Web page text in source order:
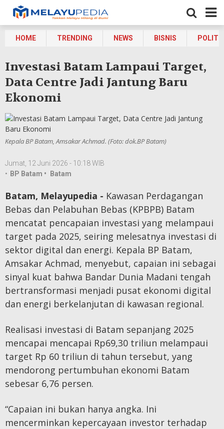
HOME TRENDING NEWS BISNIS
Investasi Batam Lampaui Target,
Data Centre Jadi Jantung Baru
Ekonomi
Kepala BP Batam, Amsakar Achmad. (Foto: dok.BP Batam)
Jumat, 12 Juni 2026 - 10:18 WIB
• BP Batam • Batam
Batam, Melayupedia - Kawasan Perdagangan
Bebas dan Pelabuhan Bebas (KPBPB) Batam
mencatat pencapaian investasi yang melampaui
target pada 2025, seiring melesatnya investasi di
sektor digital dan energi. Kepala BP Batam,
Amsakar Achmad, menyebut, capaian ini sebagai
sinyal kuat bahwa Bandar Dunia Madani tengah
bertransformasi menjadi pusat ekonomi digital
dan energi berkelanjutan di kawasan regional.
Realisasi investasi di Batam sepanjang 2025
mencapai mencapai Rp69,30 triliun melampaui
target Rp 60 triliun di tahun tersebut, yang
mendorong pertumbuhan ekonomi Batam
sebesar 6,76 persen.
“Capaian ini bukan hanya angka. Ini
mencerminkan kepercayaan investor terhadap